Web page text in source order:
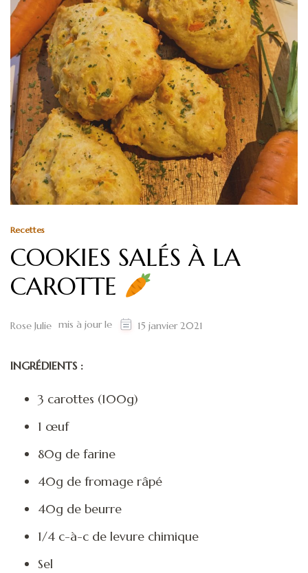
Recettes
COOKIES SALÉS À LA
CAROTTE
Rose Julie mis à jour le 15 janvier 2021
INGRÉDIENTS :
3 carottes (100g)
1 œuf
80g de farine
40g de fromage râpé
40g de beurre
1/4 c-à-c de levure chimique
Sel